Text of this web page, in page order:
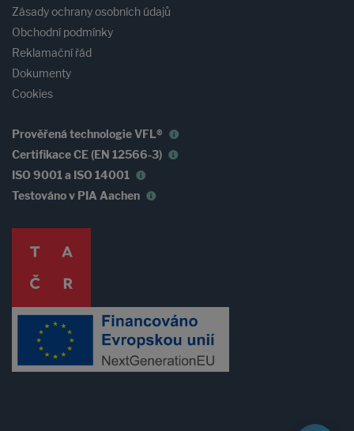
Zásady ochrany osobních údajů
Obchodní podmínky
Reklamační řád
Dokumenty
Cookies
Prověřená technologie VFL®
Certifikace CE (EN 12566-3)
ISO 9001 a ISO 14001
Testováno v PIA Aachen